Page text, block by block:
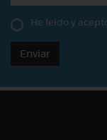
He leído y
Enviar